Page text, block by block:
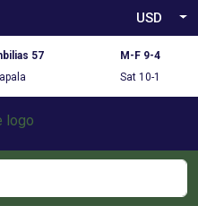
USD
57
M-F 9-4
Sat 10-1